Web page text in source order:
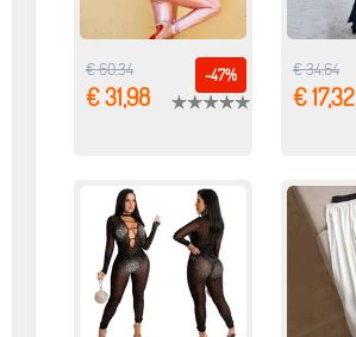
-47%
€ 60,34
€ 31,98
€ 34,64
€ 17,32